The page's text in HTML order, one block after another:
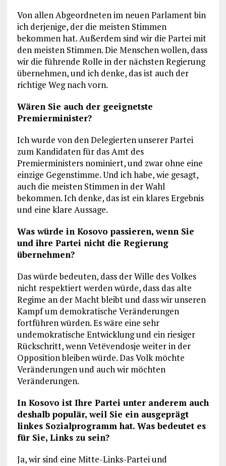
Von allen Abgeordneten im neuen Parlament bin
ich derjenige, der die meisten Stimmen
bekommen hat. Außerdem sind wir die Partei mit
den meisten Stimmen. Die Menschen wollen, dass
wir die führende Rolle in der nächsten Regierung
übernehmen, und ich denke, das ist auch der
richtige Weg nach vorn.
Wären Sie auch der geeignetste
Premierminister?
Ich wurde von den Delegierten unserer Partei
zum Kandidaten für das Amt des
Premierministers nominiert, und zwar ohne eine
einzige Gegenstimme. Und ich habe, wie gesagt,
auch die meisten Stimmen in der Wahl
bekommen. Ich denke, das ist ein klares Ergebnis
und eine klare Aussage.
Was würde in Kosovo passieren, wenn Sie
und ihre Partei nicht die Regierung
übernehmen?
Das würde bedeuten, dass der Wille des Volkes
nicht respektiert werden würde, dass das alte
Regime an der Macht bleibt und dass wir unseren
Kampf um demokratische Veränderungen
fortführen würden. Es wäre eine sehr
undemokratische Entwicklung und ein riesiger
Rückschritt, wenn Vetëvendosje weiter in der
Opposition bleiben würde. Das Volk möchte
Veränderungen und auch wir möchten
Veränderungen.
In Kosovo ist Ihre Partei unter anderem auch
deshalb populär, weil Sie ein ausgeprägt
linkes Sozialprogramm hat. Was bedeutet es
für Sie, Links zu sein?
Ja, wir sind eine Mitte-Links-Partei und